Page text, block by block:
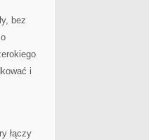
bez
i
łączy